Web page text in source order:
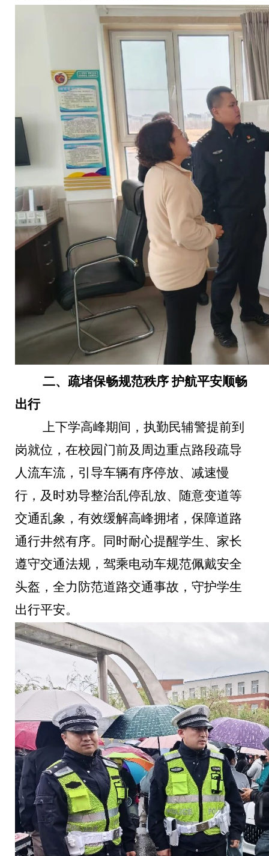
二、疏堵保畅规范秩序 护航平安顺畅
出行
上下学高峰期间，执勤民辅警提前到
岗就位，在校园门前及周边重点路段疏导
人流车流，引导车辆有序停放、减速慢
行，及时劝导整治乱停乱放、随意变道等
交通乱象，有效缓解高峰拥堵，保障道路
通行井然有序。同时耐心提醒学生、家长
遵守交通法规，驾乘电动车规范佩戴安全
头盔，全力防范道路交通事故，守护学生
出行平安。